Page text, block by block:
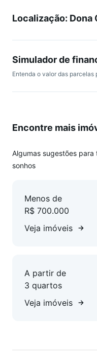
serviço coberta; 02
Edifício: Prédio
andares, box individual
Av. Sebastião de Brito e
Localização: Dona
Simulador de
Entenda o valor das parcelas
Encontre mais
Algumas sugestões
sonhos
Menos de
R$ 700.000
Veja imóveis
A partir de
3 quartos
Veja imóveis